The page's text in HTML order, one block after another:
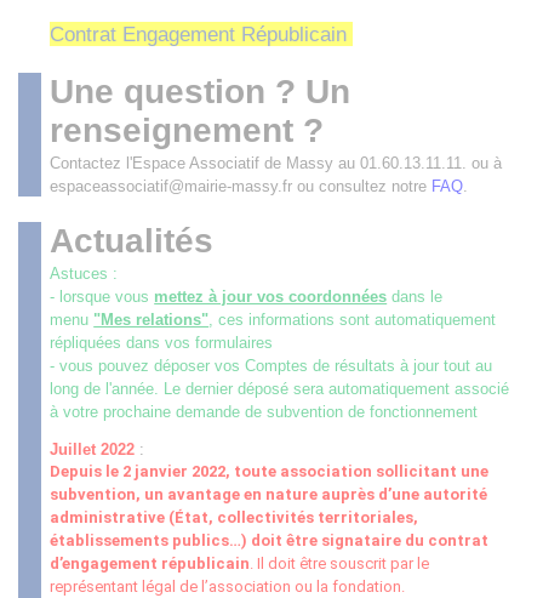
Contrat Engagement Républicain
Une question ? Un
renseignement ?
Contactez l'Espace Associatif de Massy au 01.60.13.11.11. ou à
espaceassociatif@mairie-massy.fr ou consultez notre FAQ.
Actualités
Astuces :
- lorsque vous mettez à jour vos coordonnées dans le
menu "Mes relations", ces informations sont automatiquement
répliquées dans vos formulaires
- vous pouvez déposer vos Comptes de résultats à jour tout au
long de l'année. Le dernier déposé sera automatiquement associé
à votre prochaine demande de subvention de fonctionnement
Juillet 2022 :
Depuis le 2 janvier 2022, toute association sollicitant une
subvention, un avantage en nature auprès d’une autorité
administrative (État, collectivités territoriales,
établissements publics…) doit être signataire du contrat
d’engagement républicain. Il doit être souscrit par le
représentant légal de l’association ou la fondation.